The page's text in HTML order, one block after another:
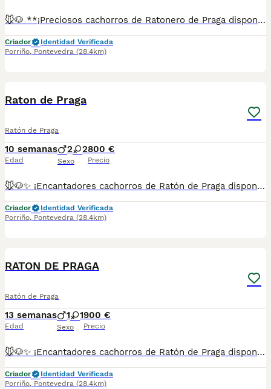
🐭🐶 **¡Preciosos cachorros de Ratonero de Praga disponibles!** 🐶🐭 ✨ Pequeños en tamaño, pero enormes en cariño y personalidad. Nuestros cachorros crecen en un ambiente familiar, rodeados de atención, cuidados y mucho amor desde sus primeros días. ❤️ El Ratonero de Praga es una raza encantadora, conocida por ser inteligente, cariñosa, activa y muy fiel a su familia. Un compañero ideal para quienes buscan un perro pequeño, elegante y lleno de alegría. 🏡 Perfectos para disfrutar de la compañía diaria y llenar cualquier hogar de momentos especiales. 🩺 Se entregan con los cuidados veterinarios correspondientes según su edad y la documentación que les corresponda. 📸 Pide fotos, vídeos o más información sin compromiso. 📞 **687482079** 📍 **Galicia, Madrid, Valencia, Barcelona, Sevilla, Almería, Pamplona.**
Criador
Identidad Verificada
Porriño, Pontevedra (28.4km)
Raton de Praga
Ratón de Praga
10 semanas
Edad
2 2
Sexo
800 €
Precio
🐭🐶✨ ¡Encantadores cachorros de Ratón de Praga disponibles! ❤️🐾 Pequeños en tamaño pero enormes en cariño. 🥰 Son perros muy despiertos, inteligentes y afectuosos, perfectos para quienes buscan un compañero fiel, alegre y lleno de energía. 🏡💕 🌟 Una raza elegante y especial, ideal para disfrutar en familia. ✅ Criados con mucho cariño y atención. ✅ Se entregan con la edad adecuada. ✅ Desparasitados y con la documentación correspondiente según su edad. 📸 Fotos y vídeos disponibles por WhatsApp sin compromiso. 📲 **Más información:** 687482079 📍 Galicia, Madrid, Valencia, Barcelona, Sevilla, Almería, Pamplona.
Criador
Identidad Verificada
Porriño, Pontevedra (28.4km)
RATON DE PRAGA
Ratón de Praga
13 semanas
Edad
1 1
Sexo
900 €
Precio
🐭🐶✨ ¡Encantadores cachorros de Ratón de Praga disponibles! ❤️🐾 Pequeños, elegantes y llenos de dulzura. 🥰 Esta preciosa raza destaca por su inteligencia, su carácter despierto y su gran cariño hacia las personas. Son compañeros ideales para llenar cualquier hogar de alegría. 🏡💕 🌟 Cachorros con mucho encanto y una personalidad única. ✅ Criados con dedicación y mucho cariño. ✅ Se entregan con la edad adecuada. ✅ Desparasitados y con la documentación correspondiente según su edad. 📸 Fotos y vídeos disponibles por WhatsApp sin compromiso. 📲 **Más información:** 687482079 📍 Galicia, Madrid, Valencia, Barcelona, Sevilla, Almería, Pamplona.
Criador
Identidad Verificada
Porriño, Pontevedra (28.4km)